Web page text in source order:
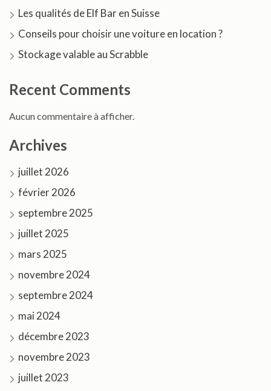
Les qualités de Elf Bar en Suisse
Conseils pour choisir une voiture en location ?
Stockage valable au Scrabble
Recent Comments
Aucun commentaire à afficher.
Archives
juillet 2026
février 2026
septembre 2025
juillet 2025
mars 2025
novembre 2024
septembre 2024
mai 2024
décembre 2023
novembre 2023
juillet 2023